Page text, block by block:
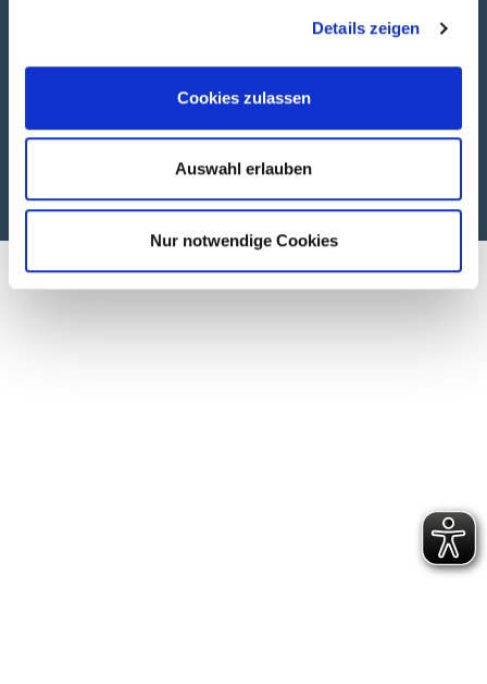
Details zeigen
Cookies zulassen
Auswahl erlauben
Nur notwendige Cookies
www.hameln.de
© Stadt Hameln 2017